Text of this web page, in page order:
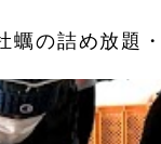
の詰め放題